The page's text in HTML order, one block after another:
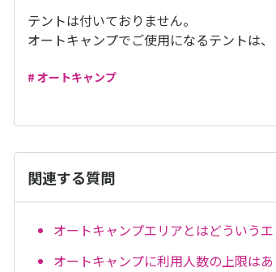
テントは付いておりません。
オートキャンプでご使用になるテントは、
# オートキャンプ
関連する質問
オートキャンプエリアとはどういう
オートキャンプに利用人数の上限はあ